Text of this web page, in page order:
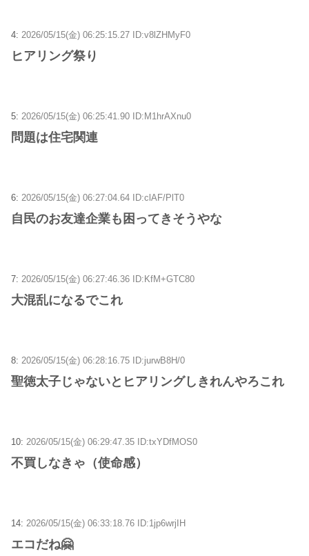
4: 2026/05/15(金) 06:25:15.27 ID:v8lZHMyF0
ヒアリング祭り
5: 2026/05/15(金) 06:25:41.90 ID:M1hrAXnu0
問題は住宅関連
6: 2026/05/15(金) 06:27:04.64 ID:clAF/PlT0
自民のお友達企業も困ってきそうやな
7: 2026/05/15(金) 06:27:46.36 ID:KfM+GTC80
大混乱になるでこれ
8: 2026/05/15(金) 06:28:16.75 ID:jurwB8H/0
聖徳太子じゃないとヒアリングしきれんやろこれ
10: 2026/05/15(金) 06:29:47.35 ID:txYDfMOS0
不買しなきゃ（使命感）
14: 2026/05/15(金) 06:33:18.76 ID:1jp6wrjIH
エコだね🤗